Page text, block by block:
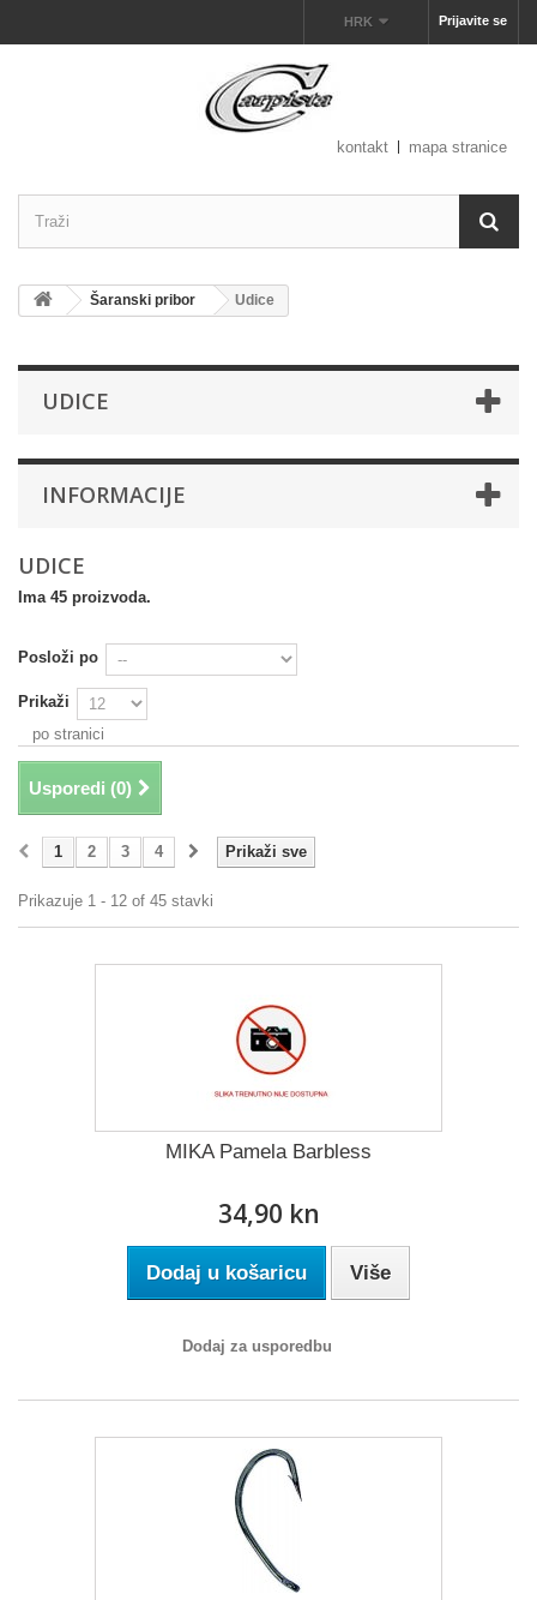
Prijavite se
HRK
kontakt mapa stranice
Šaranski pribor Udice
UDICE
INFORMACIJE
UDICE
Ima 45 proizvoda.
Posloži po
Prikaži
po stranici
Usporedi (0)
Prikaži sve
1 2 3 4
Prikazuje 1 - 12 of 45 stavki
MIKA Pamela Barbless
34,90 kn
Dodaj u košaricu Više
Dodaj za usporedbu